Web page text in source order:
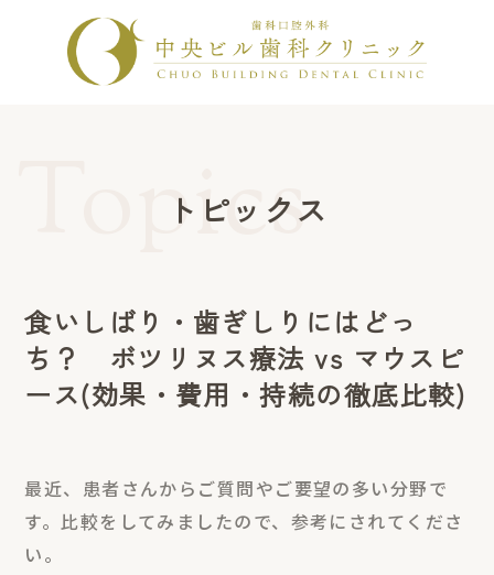
トピックス
食いしばり・歯ぎしりにはどっ
ち？ ボツリヌス療法 vs マウスピ
ース(効果・費用・持続の徹底比較)
最近、患者さんからご質問やご要望の多い分野で
す。比較をしてみましたので、参考にされてくださ
い。